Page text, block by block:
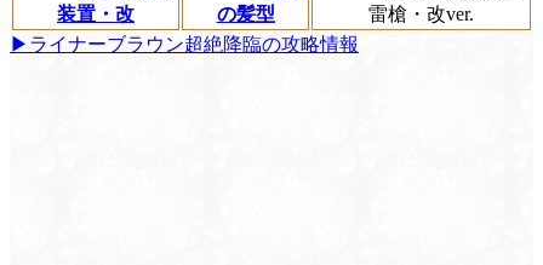
装置・改
の髪型
雷槍・改ver.
▶︎ライナーブラウン超絶降臨の攻略情報